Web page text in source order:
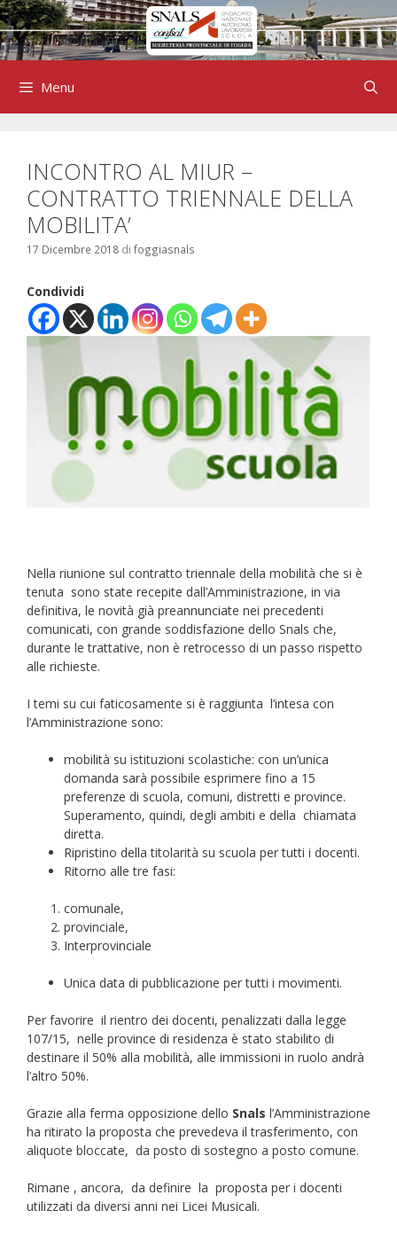
Vai
al
contenuto
Menu
INCONTRO AL MIUR –
CONTRATTO TRIENNALE DELLA
MOBILITA’
17 Dicembre 2018 di foggiasnals
Condividi
Nella riunione sul contratto triennale della mobilità che si è
tenuta sono state recepite dall’Amministrazione, in via
definitiva, le novità già preannunciate nei precedenti
comunicati, con grande soddisfazione dello Snals che,
durante le trattative, non è retrocesso di un passo rispetto
alle richieste.
I temi su cui faticosamente si è raggiunta l’intesa con
l’Amministrazione sono:
mobilità su istituzioni scolastiche: con un’unica
domanda sarà possibile esprimere fino a 15
preferenze di scuola, comuni, distretti e province.
Superamento, quindi, degli ambiti e della chiamata
diretta.
Ripristino della titolarità su scuola per tutti i docenti.
Ritorno alle tre fasi:
comunale,
provinciale,
Interprovinciale
Unica data di pubblicazione per tutti i movimenti.
Per favorire il rientro dei docenti, penalizzati dalla legge
107/15, nelle province di residenza è stato stabilito di
destinare il 50% alla mobilità, alle immissioni in ruolo andrà
l’altro 50%.
Grazie alla ferma opposizione dello Snals l’Amministrazione
ha ritirato la proposta che prevedeva il trasferimento, con
aliquote bloccate, da posto di sostegno a posto comune.
Rimane , ancora, da definire la proposta per i docenti
utilizzati da diversi anni nei Licei Musicali.